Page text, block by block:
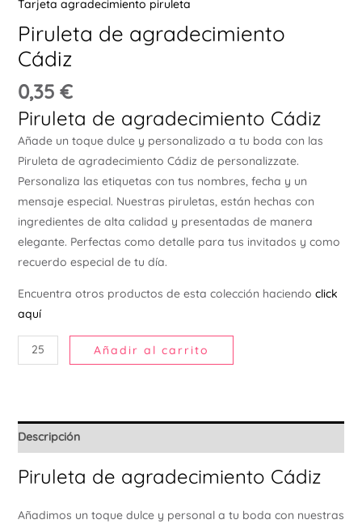
Tarjeta agradecimiento piruleta
Piruleta de agradecimiento
Cádiz
0,35 €
Piruleta de agradecimiento Cádiz
Añade un toque dulce y personalizado a tu boda con las
Piruleta de agradecimiento Cádiz de personalizzate.
Personaliza las etiquetas con tus nombres, fecha y un
mensaje especial. Nuestras piruletas, están hechas con
ingredientes de alta calidad y presentadas de manera
elegante. Perfectas como detalle para tus invitados y como
recuerdo especial de tu día.
Encuentra otros productos de esta colección haciendo click
aquí
Añadir al carrito
Descripción
Piruleta de agradecimiento Cádiz
Añadimos un toque dulce y personal a tu boda con nuestras